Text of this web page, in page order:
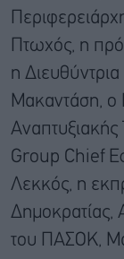
Πτωχός, η
η
Μακαντάση, ο
Group Chief
Λεκκός, η
Δημοκρατίας,
του ΠΑΣΟΚ,